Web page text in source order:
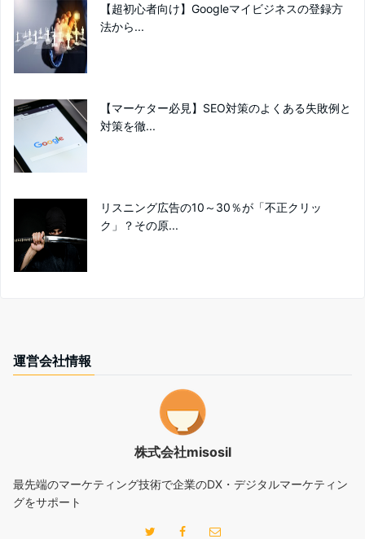
【超初心者向け】Googleマイビジネスの登録方
法から...
【マーケター必見】SEO対策のよくある失敗例と
対策を徹...
リスニング広告の10～30％が「不正クリッ
ク」？その原...
運営会社情報
株式会社misosil
最先端のマーケティング技術で企業のDX・デジタルマーケティン
グをサポート